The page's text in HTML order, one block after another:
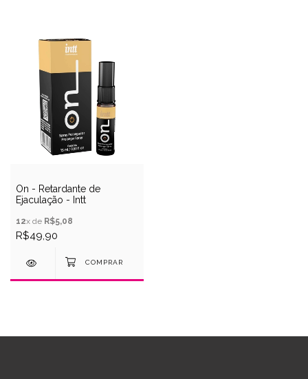
On - Retardante de
Ejaculação - Intt
12x de R$5,08
R$49,90